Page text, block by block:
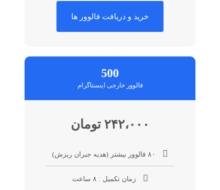
خرید و دریافت فالوور ها
500
فالوور خارجی اینستاگرام
۲۴۲،۰۰۰ تومان
۸۰ فالوور بیشتر (هدیه جبران ریزش)
زمان تکمیل : ۸ ساعت